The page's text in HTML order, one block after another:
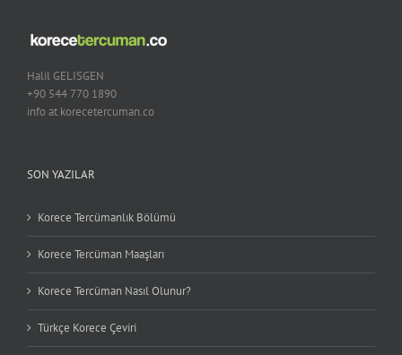
Halil GELISGEN
+90 544 770 1890
info at korecetercuman.co
SON YAZILAR
Korece Tercümanlık Bölümü
Korece Tercüman Maaşları
Korece Tercüman Nasıl Olunur?
Türkçe Korece Çeviri